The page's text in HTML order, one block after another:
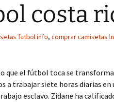
costa
futbol info, comprar camisetas
que el fútbol toca se
a trabajar siete horas diarias en
esclavo. Zidane ha